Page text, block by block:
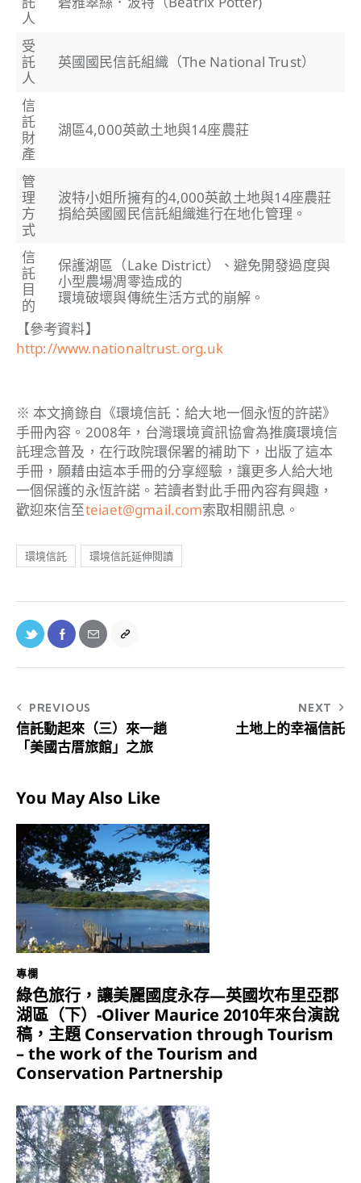
人
受
託
人
英國國民信託組織（The National Trust）
信
託
財
產
湖區4,000英畝土地與14座農莊
管
理
方
式
波特小姐所擁有的4,000英畝土地與14座農莊
捐給英國國民信託組織進行在地化管理。
信
託
目
的
保護湖區（Lake District）、避免開發過度與
小型農場凋零造成的
環境破壞與傳統生活方式的崩解。
【參考資料】
http://www.nationaltrust.org.uk
※ 本文摘錄自《環境信託：給大地一個永恆的許諾》
手冊內容。2008年，台灣環境資訊協會為推廣環境信
託理念普及，在行政院環保署的補助下，出版了這本
手冊，願藉由這本手冊的分享經驗，讓更多人給大地
一個保護的永恆許諾。若讀者對此手冊內容有興趣，
歡迎來信至teiaet@gmail.com索取相關訊息。
環境信託 環境信託延伸閱讀
PREVIOUS
信託動起來（三）來一趟
「美國古厝旅館」之旅
NEXT
土地上的幸福信託
You May Also Like
專欄
綠色旅行，讓美麗國度永存—英國坎布里亞郡
湖區（下）-Oliver Maurice 2010年來台演說
稿，主題 Conservation through Tourism
– the work of the Tourism and
Conservation Partnership